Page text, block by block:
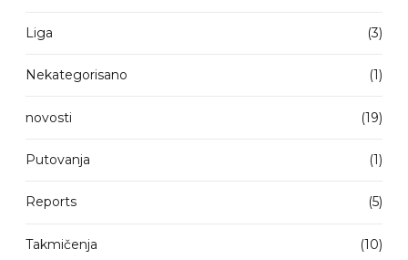
Liga (3)
Nekategorisano (1)
novosti (19)
Putovanja (1)
Reports (5)
Takmičenja (10)